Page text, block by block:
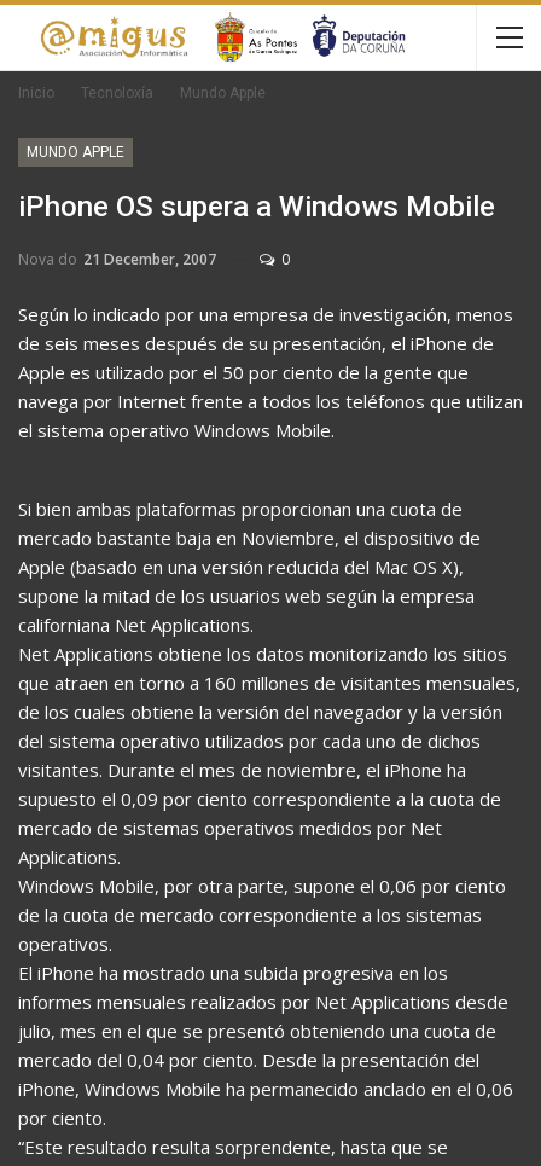
Inicio Tecnoloxía Mundo Apple
MUNDO APPLE
iPhone OS supera a Windows Mobile
Nova do 21 December, 2007 0
Según lo indicado por una empresa de investigación, menos
de seis meses después de su presentación, el iPhone de
Apple es utilizado por el 50 por ciento de la gente que
navega por Internet frente a todos los teléfonos que utilizan
el sistema operativo Windows Mobile.
Si bien ambas plataformas proporcionan una cuota de
mercado bastante baja en Noviembre, el dispositivo de
Apple (basado en una versión reducida del Mac OS X),
supone la mitad de los usuarios web según la empresa
californiana Net Applications.
Net Applications obtiene los datos monitorizando los sitios
que atraen en torno a 160 millones de visitantes mensuales,
de los cuales obtiene la versión del navegador y la versión
del sistema operativo utilizados por cada uno de dichos
visitantes. Durante el mes de noviembre, el iPhone ha
supuesto el 0,09 por ciento correspondiente a la cuota de
mercado de sistemas operativos medidos por Net
Applications.
Windows Mobile, por otra parte, supone el 0,06 por ciento
de la cuota de mercado correspondiente a los sistemas
operativos.
El iPhone ha mostrado una subida progresiva en los
informes mensuales realizados por Net Applications desde
julio, mes en el que se presentó obteniendo una cuota de
mercado del 0,04 por ciento. Desde la presentación del
iPhone, Windows Mobile ha permanecido anclado en el 0,06
por ciento.
“Este resultado resulta sorprendente, hasta que se